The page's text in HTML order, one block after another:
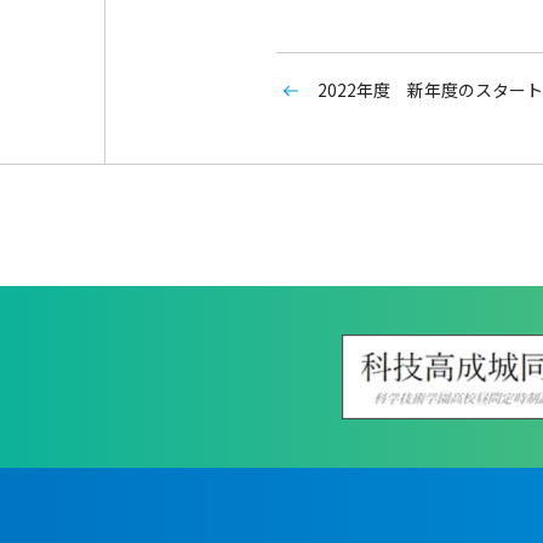
2022年度 新年度のスター